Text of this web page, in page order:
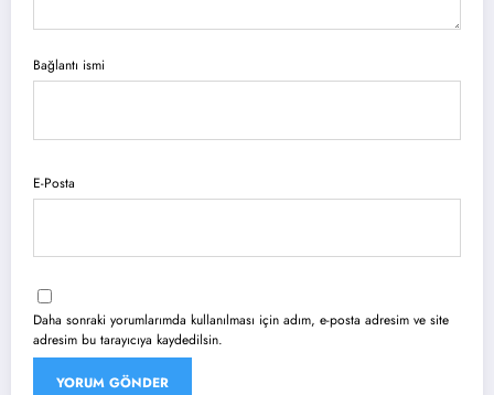
Bağlantı ismi
E-Posta
Daha sonraki yorumlarımda kullanılması için adım, e-posta adresim ve site
adresim bu tarayıcıya kaydedilsin.